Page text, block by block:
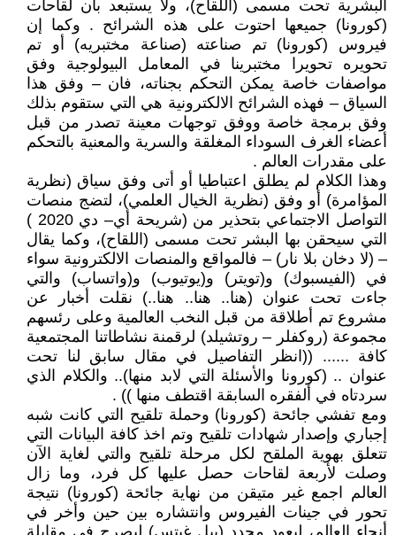
البشرية تحت مسمى (اللقاح)، ولا يستبعد بان لقاحات
(كورونا) جميعها احتوت على هذه الشرائح . وكما إن
فيروس (كورونا) تم صناعته (صناعة مختبريه) أو تم
تحويره تحويرا مختبرينا في المعامل البيولوجية وفق
مواصفات خاصة يمكن التحكم بجناته، فان – وفق هذا
السياق – فهذه الشرائح الالكترونية هي التي ستقوم بذلك
وفق برمجة خاصة ووفق توجهات معينة تصدر من قبل
أعضاء الغرف السوداء المغلقة والسرية والمعنية بالتحكم
على مقدرات العالم .
وهذا الكلام لم يطلق اعتباطيا أو أتى وفق سياق (نظرية
المؤامرة) أو وفق (نظرية الخيال العلمي)، لتضج منصات
التواصل الاجتماعي بتحذير من (شريحة أي– دي 2020 )
التي سيحقن بها البشر تحت مسمى (اللقاح)، وكما يقال
– (لا دخان بلا نار) – فالمواقع والمنصات الالكترونية سواء
في (الفيسبوك) و(تويتر) و(يوتيوب) و(واتساب) والتي
جاءت تحت عنوان (هنا.. هنا.. هنا..) نقلت أخبار عن
مشروع تم أطلاقة من قبل النخب العالمية وعلى رئسهم
مجموعة (روكفلر – روتشيلد) ‏لرقمنة نشاطاتنا المجتمعية
كافة ...... ((انظر التفاصيل في مقال سابق لنا تحت
عنوان .. (كورونا والأسئلة التي لابد منها).. والكلام الذي
سردتاه في ألفقره السابقة اقتطف منها )) .
ومع تفشي جائحة (كورونا) وحملة تلقيح التي كانت شبه
إجباري وإصدار شهادات تلقيح وتم اخذ كافة البيانات التي
تتعلق بهوية الملقح لكل مرحلة تلقيح والتي لغاية الآن
وصلت لأربعة لقاحات حصل عليها كل فرد، وما زال
العالم اجمع غير متيقن من نهاية جائحة (كورونا) نتيجة
تحور في جينات الفيروس وانتشاره بين حين وأخر في